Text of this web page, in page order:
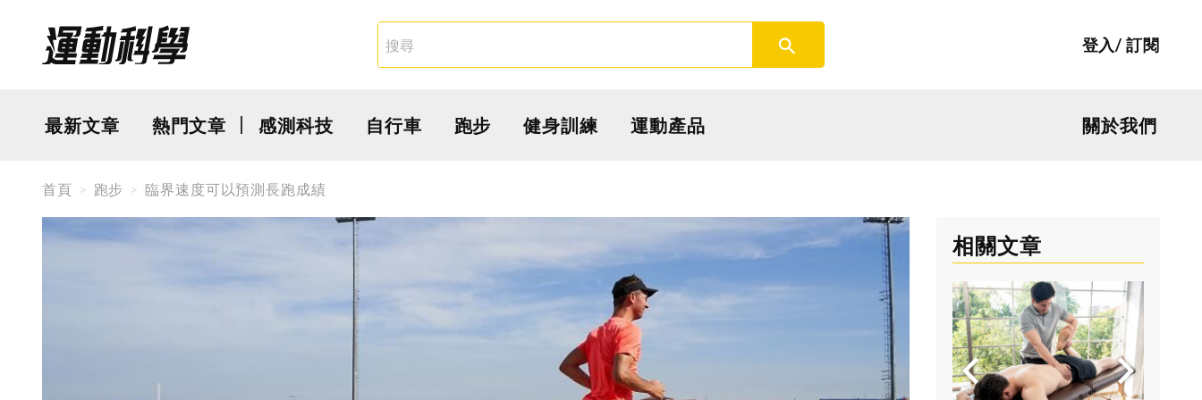
登入 訂閱
最新文章 熱門文章 感測科技 自行車 跑步 健身訓練 運動產品 關於我們
首頁 跑步 臨界速度可以預測長跑成績
相關文章
取消 確定